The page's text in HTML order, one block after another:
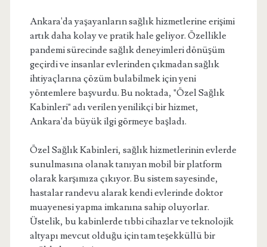
Ankara'da yaşayanların sağlık hizmetlerine erişimi
artık daha kolay ve pratik hale geliyor. Özellikle
pandemi sürecinde sağlık deneyimleri dönüşüm
geçirdi ve insanlar evlerinden çıkmadan sağlık
ihtiyaçlarına çözüm bulabilmek için yeni
yöntemlere başvurdu. Bu noktada, "Özel Sağlık
Kabinleri" adı verilen yenilikçi bir hizmet,
Ankara'da büyük ilgi görmeye başladı.
Özel Sağlık Kabinleri, sağlık hizmetlerinin evlerde
sunulmasına olanak tanıyan mobil bir platform
olarak karşımıza çıkıyor. Bu sistem sayesinde,
hastalar randevu alarak kendi evlerinde doktor
muayenesi yapma imkanına sahip oluyorlar.
Üstelik, bu kabinlerde tıbbi cihazlar ve teknolojik
altyapı mevcut olduğu için tam teşekküllü bir